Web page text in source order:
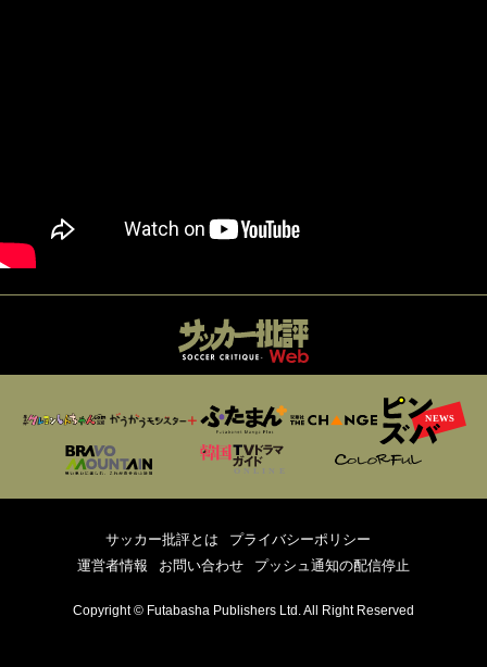
サッカー批評とは
プライバシーポリシー
運営者情報
お問い合わせ プッシュ通知の配信停止
Copyright © Futabasha Publishers Ltd. All Right Reserved